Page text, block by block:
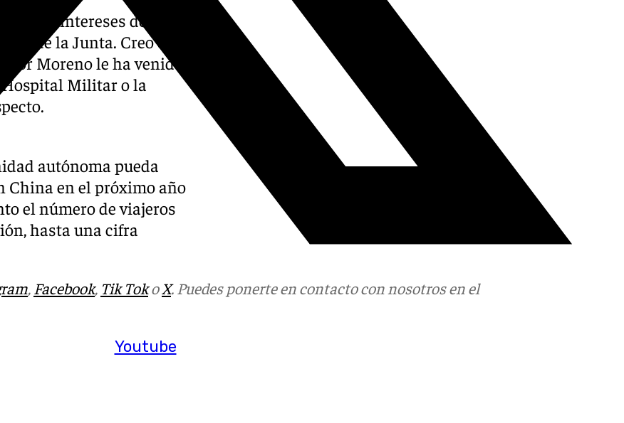
Youtube
los intereses de
de la Junta. Creo que
Moreno le ha venido
Hospital Militar o la
autónoma pueda
China en el próximo año
el número de viajeros
hasta una cifra
, Facebook, Tik TokoX. Puedes ponerte en contacto con nosotros en el